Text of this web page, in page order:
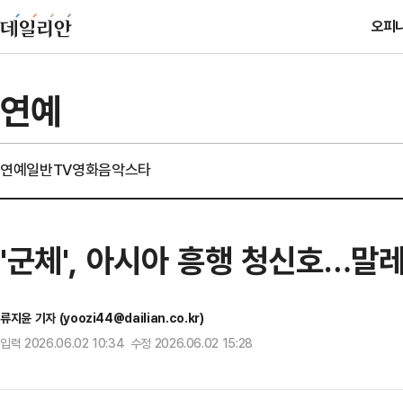
오피
연예
연예일반TV영화음악스타
'군체', 아시아 흥행 청신호…말
류지윤 기자 (yoozi44@dailian.co.kr)
입력 2026.06.02 10:34 수정 2026.06.02 15:28